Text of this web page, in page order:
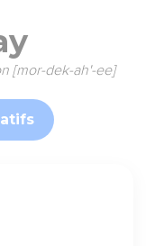
[mor-dek-ah'-ee]